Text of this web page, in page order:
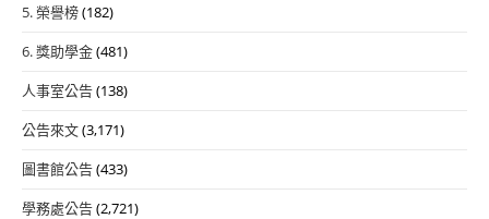
5. 榮譽榜(182)
6. 獎助學金(481)
人事室公告(138)
公告來文(3,171)
圖書館公告(433)
學務處公告(2,721)